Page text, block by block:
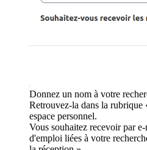
Donnez un nom à votre
Retrouvez-la dans la rubrique
espace personnel.
Vous souhaitez recevoir par
d'emploi liées à votre